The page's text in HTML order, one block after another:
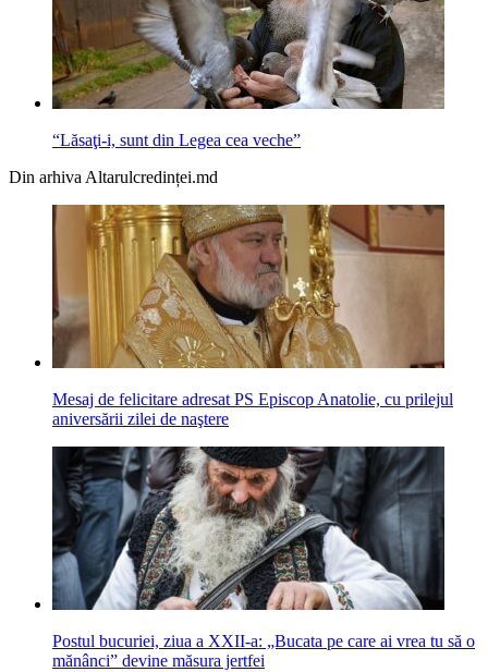
“Lăsaţi-i, sunt din Legea cea veche”
Din arhiva Altarulcredinței.md
Mesaj de felicitare adresat PS Episcop Anatolie, cu prilejul
aniversării zilei de naştere
Postul bucuriei, ziua a XXII-a: „Bucata pe care ai vrea tu să o
mănânci” devine măsura jertfei